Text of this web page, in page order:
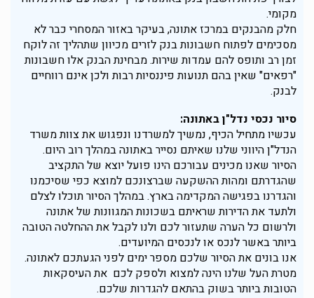
מקומי.
חלק מהבנקים במרכז אתונה, בעיקר באזור המסחרי כבר לא
מסכימים לפתוח חשבונות בנק לזרים מכיוון שתהליך זה לוקח
זמן רב ותופס להם עמדות שירות. מבחינת הבנק אלו חשבונות
"רפאים" שאין בהם תנועות פיננסיות רבות ולכן אינם רווחיים
לבנק.
סיור נכסי נדל"ן באתונה:
עכשיו מתחיל הכיף, נמשיך למשרדנו ונפגוש את צוות משרד
הנדל"ן היווני שלנו שאיתם נסייר באתונה במהלך רוב היום.
הסיור שאנו מכינים עבורכם הינו פועל יוצא של התקציב
שהגדרתם ומהות ההשקעה שברצונכם למוצא כפי שסיכמנו
והגדרנו בפגישה המקדימה בארץ. במהלך הסיור תוכלו לצלם
ולתעד את הדירות שראיתם בשכונות המגוונות של אתונה
ולרשום כל הערה שתעזור לכם ולנו לקבל את ההחלטה הטובה
ביותר באשר לנכס או לנכסים המיועדים.
אנו בונים את הסיור שלכם מספר ימים לפני הגעתכם לאתונה.
מטרת העל שלנו הינה למצוא ולספק לכם את העיסקאות
הטובות ביותר בשוק בהתאם להגדרות שלכם.